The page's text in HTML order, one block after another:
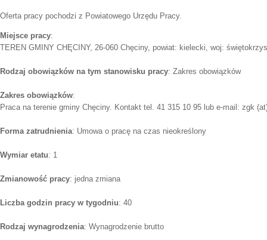
Oferta pracy pochodzi z Powiatowego Urzędu Pracy.
Miejsce pracy:
TEREN GMINY CHĘCINY, 26-060 Chęciny, powiat: kielecki, woj:
Rodzaj obowiązków na tym stanowisku pracy: Zakres obowiązków
Zakres obowiązków:
Praca na terenie gminy Chęciny. Kontakt tel. 41 315 10 95 lub e-mail: zgk
Forma zatrudnienia: Umowa o pracę na czas nieokreślony
Wymiar etatu: 1
Zmianowość pracy: jedna zmiana
Liczba godzin pracy w tygodniu: 40
Rodzaj wynagrodzenia: Wynagrodzenie brutto